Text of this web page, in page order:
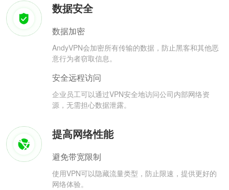
数据安全
数据加密
AndyVPN会加密所有传输的数据，防止黑客和其他恶
意行为者窃取信息。
安全远程访问
企业员工可以通过VPN安全地访问公司内部网络资
源，无需担心数据泄露。
提高网络性能
避免带宽限制
使用VPN可以隐藏流量类型，防止限速，提供更好的
网络体验。